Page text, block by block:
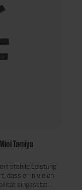
Tamiya
stabile Leistung
dass er in vielen
eingesetzt